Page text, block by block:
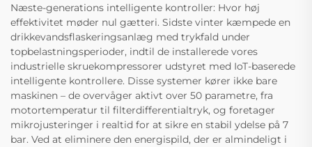
Næste-generations intelligente kontroller: Hvor høj
effektivitet møder nul gætteri. Sidste vinter kæmpede en
drikkevandsflaskeringsanlæg med trykfald under
topbelastningsperioder, indtil de installerede vores
industrielle skruekompressorer udstyret med IoT-baserede
intelligente kontrollere. Disse systemer kører ikke bare
maskinen – de overvåger aktivt over 50 parametre, fra
motortemperatur til filterdifferentialtryk, og foretager
mikrojusteringer i realtid for at sikre en stabil ydelse på 7
bar. Ved at eliminere den energispild, der er almindeligt i